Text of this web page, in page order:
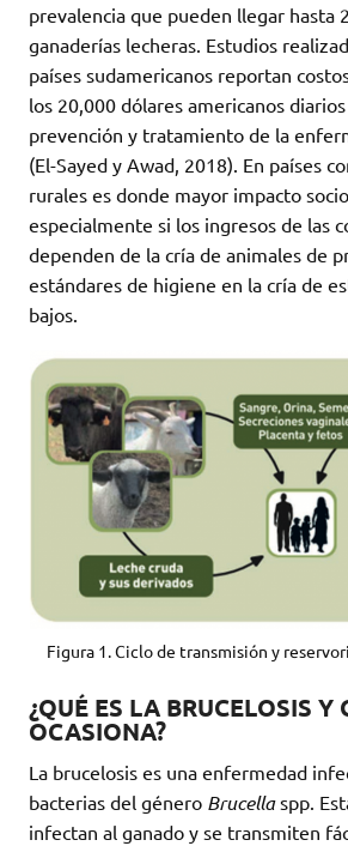
prevalencia que pueden llegar hasta
ganaderías lecheras. Estudios
países sudamericanos reportan
los 20,000 dólares americanos
prevención y tratamiento de la
(El-Sayed y Awad, 2018). En países
rurales es donde mayor impacto
especialmente si los ingresos de las
dependen de la cría de animales de
estándares de higiene en la cría de
bajos.
Figura 1. Ciclo de transmisión y
¿QUÉ ES LA BRUCELOSIS Y
OCASIONA?
La brucelosis es una enfermedad
bacterias del género Brucellaspp.
infectan al ganado y se transmiten